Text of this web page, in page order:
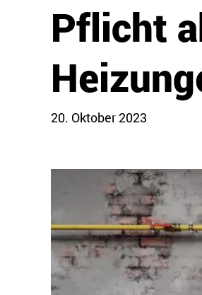
Pflicht
20. Oktober 2023